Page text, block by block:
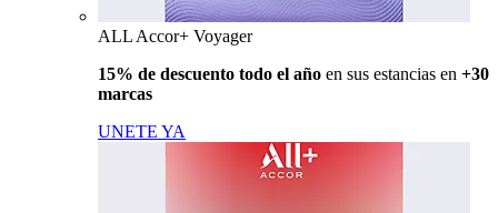
ALL Accor+ Voyager
15% de descuento todo el año en sus estancias en +30
marcas
UNETE YA